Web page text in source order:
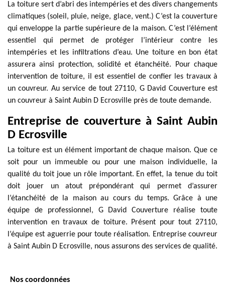
La toiture sert d’abri des intempéries et des divers changements
climatiques (soleil, pluie, neige, glace, vent.) C’est la couverture
qui enveloppe la partie supérieure de la maison. C’est l’élément
essentiel qui permet de protéger l’intérieur contre les
intempéries et les infiltrations d’eau. Une toiture en bon état
assurera ainsi protection, solidité et étanchéité. Pour chaque
intervention de toiture, il est essentiel de confier les travaux à
un couvreur. Au service de tout 27110, G David Couverture est
un couvreur à Saint Aubin D Ecrosville près de toute demande.
Entreprise de couverture à Saint Aubin
D Ecrosville
La toiture est un élément important de chaque maison. Que ce
soit pour un immeuble ou pour une maison individuelle, la
qualité du toit joue un rôle important. En effet, la tenue du toit
doit jouer un atout prépondérant qui permet d’assurer
l’étanchéité de la maison au cours du temps. Grâce à une
équipe de professionnel, G David Couverture réalise toute
intervention en travaux de toiture. Présent pour tout 27110,
l’équipe est aguerrie pour toute réalisation. Entreprise couvreur
à Saint Aubin D Ecrosville, nous assurons des services de qualité.
Nos coordonnées